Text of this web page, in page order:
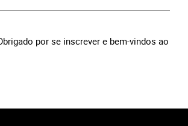
por se inscrever e bem-vindos ao